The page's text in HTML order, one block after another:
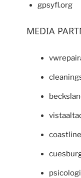
gpsyfl.org
MEDIA